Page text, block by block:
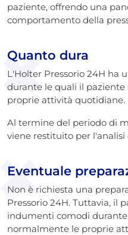
paziente, offrendo una
comportamento della
Quanto dura
L'Holter Pressorio 24H ha
durante le quali il
proprie attività quotidiane.
Al termine del periodo di
viene restituito per
Eventuale
Non è richiesta una
Pressorio 24H. Tuttavia, il
indumenti comodi
normalmente le proprie